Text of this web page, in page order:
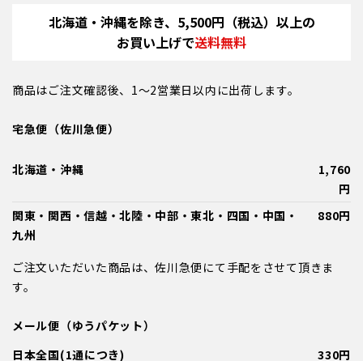
北海道・沖縄を除き、5,500円（税込）以上の
お買い上げで送料無料
商品はご注文確認後、1～2営業日以内に出荷します。
宅急便（佐川急便）
北海道・沖縄
1,760
円
関東・関西・信越・北陸・中部・東北・四国・中国・
九州
880円
ご注文いただいた商品は、佐川急便にて手配をさせて頂きま
す。
メール便（ゆうパケット）
日本全国(1通につき)
330円